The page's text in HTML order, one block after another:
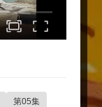
第05集